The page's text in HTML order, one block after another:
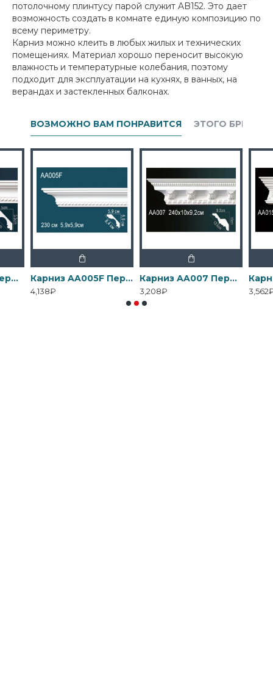
потолочному плинтусу парой служит AB152. Это дает
возможность создать в комнате единую композицию по
всему периметру.
Карниз можно клеить в любых жилых и технических
помещениях. Материал хорошо переносит высокую
влажность и температурные колебания, поэтому
подходит для эксплуатации на кухнях, в ванных, на
верандах и застекленных балконах.
ВОЗМОЖНО ВАМ ПОНРАВИТСЯ ЭТОГО БРЕНДА
Карниз AA005 Перфект Карниз AA005F Перфект
4,138₽
Карниз AA007 Перфект
3,208₽